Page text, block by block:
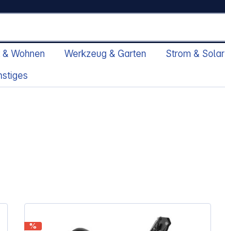
Wohnen Werkzeug & Garten Strom & Solar
%